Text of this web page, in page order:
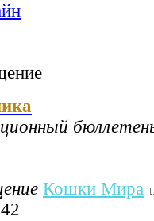
Кошки Мира